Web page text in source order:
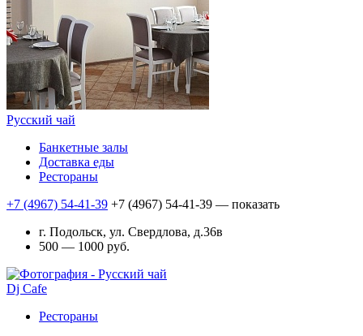
Русский чай
Банкетные залы
Доставка еды
Рестораны
+7 (4967) 54-41-39 +7 (4967) 54-41-39 — показать
г. Подольск, ул. Свердлова, д.36в
500 — 1000 руб.
Dj Cafe
Рестораны